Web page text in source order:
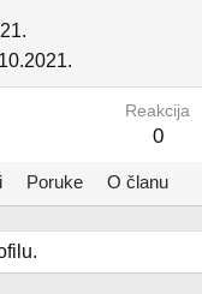
Reakcija
0
Poruke O članu